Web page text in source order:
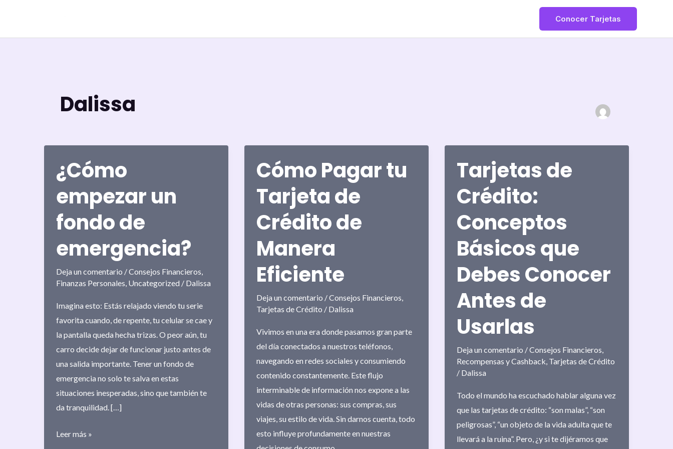
contenido
Conocer Tarjetas
Dalissa
¿Cómo
empezar un
fondo de
emergencia?
Deja un comentario /Consejos Financieros
Finanzas Personales Uncategorized / Dalissa
Imagina esto: Estás relajado viendo tu serie
favorita cuando, de repente, tu celular se cae y
la pantalla queda hecha trizas. O peor aún, tu
carro decide dejar de funcionar justo antes de
una salida importante. Tener un fondo de
emergencia no solo te salva en estas
situaciones inesperadas, sino que también te
da tranquilidad. […]
¿Cómo
Leer más »
Cómo Pagar tu
Tarjeta de
Crédito de
Manera
Eficiente
Deja un comentario /Consejos Financieros
Tarjetas de Crédito / Dalissa
Vivimos en una era donde pasamos gran parte
del día conectados a nuestros teléfonos,
navegando en redes sociales y consumiendo
contenido constantemente. Este flujo
interminable de información nos expone a las
vidas de otras personas: sus compras, sus
viajes, su estilo de vida. Sin darnos cuenta, todo
esto influye profundamente en nuestras
Tarjetas de
Crédito:
Conceptos
Básicos que
Debes Conocer
Antes de
Usarlas
Deja un comentario /Consejos Financieros
Recompensas y Cashback Tarjetas de Crédito
/ Dalissa
Todo el mundo ha escuchado hablar alguna vez
que las tarjetas de crédito: “son malas”, “son
peligrosas”, “un objeto de la vida adulta que te
llevará a la ruina”. Pero, ¿y si te dijéramos que